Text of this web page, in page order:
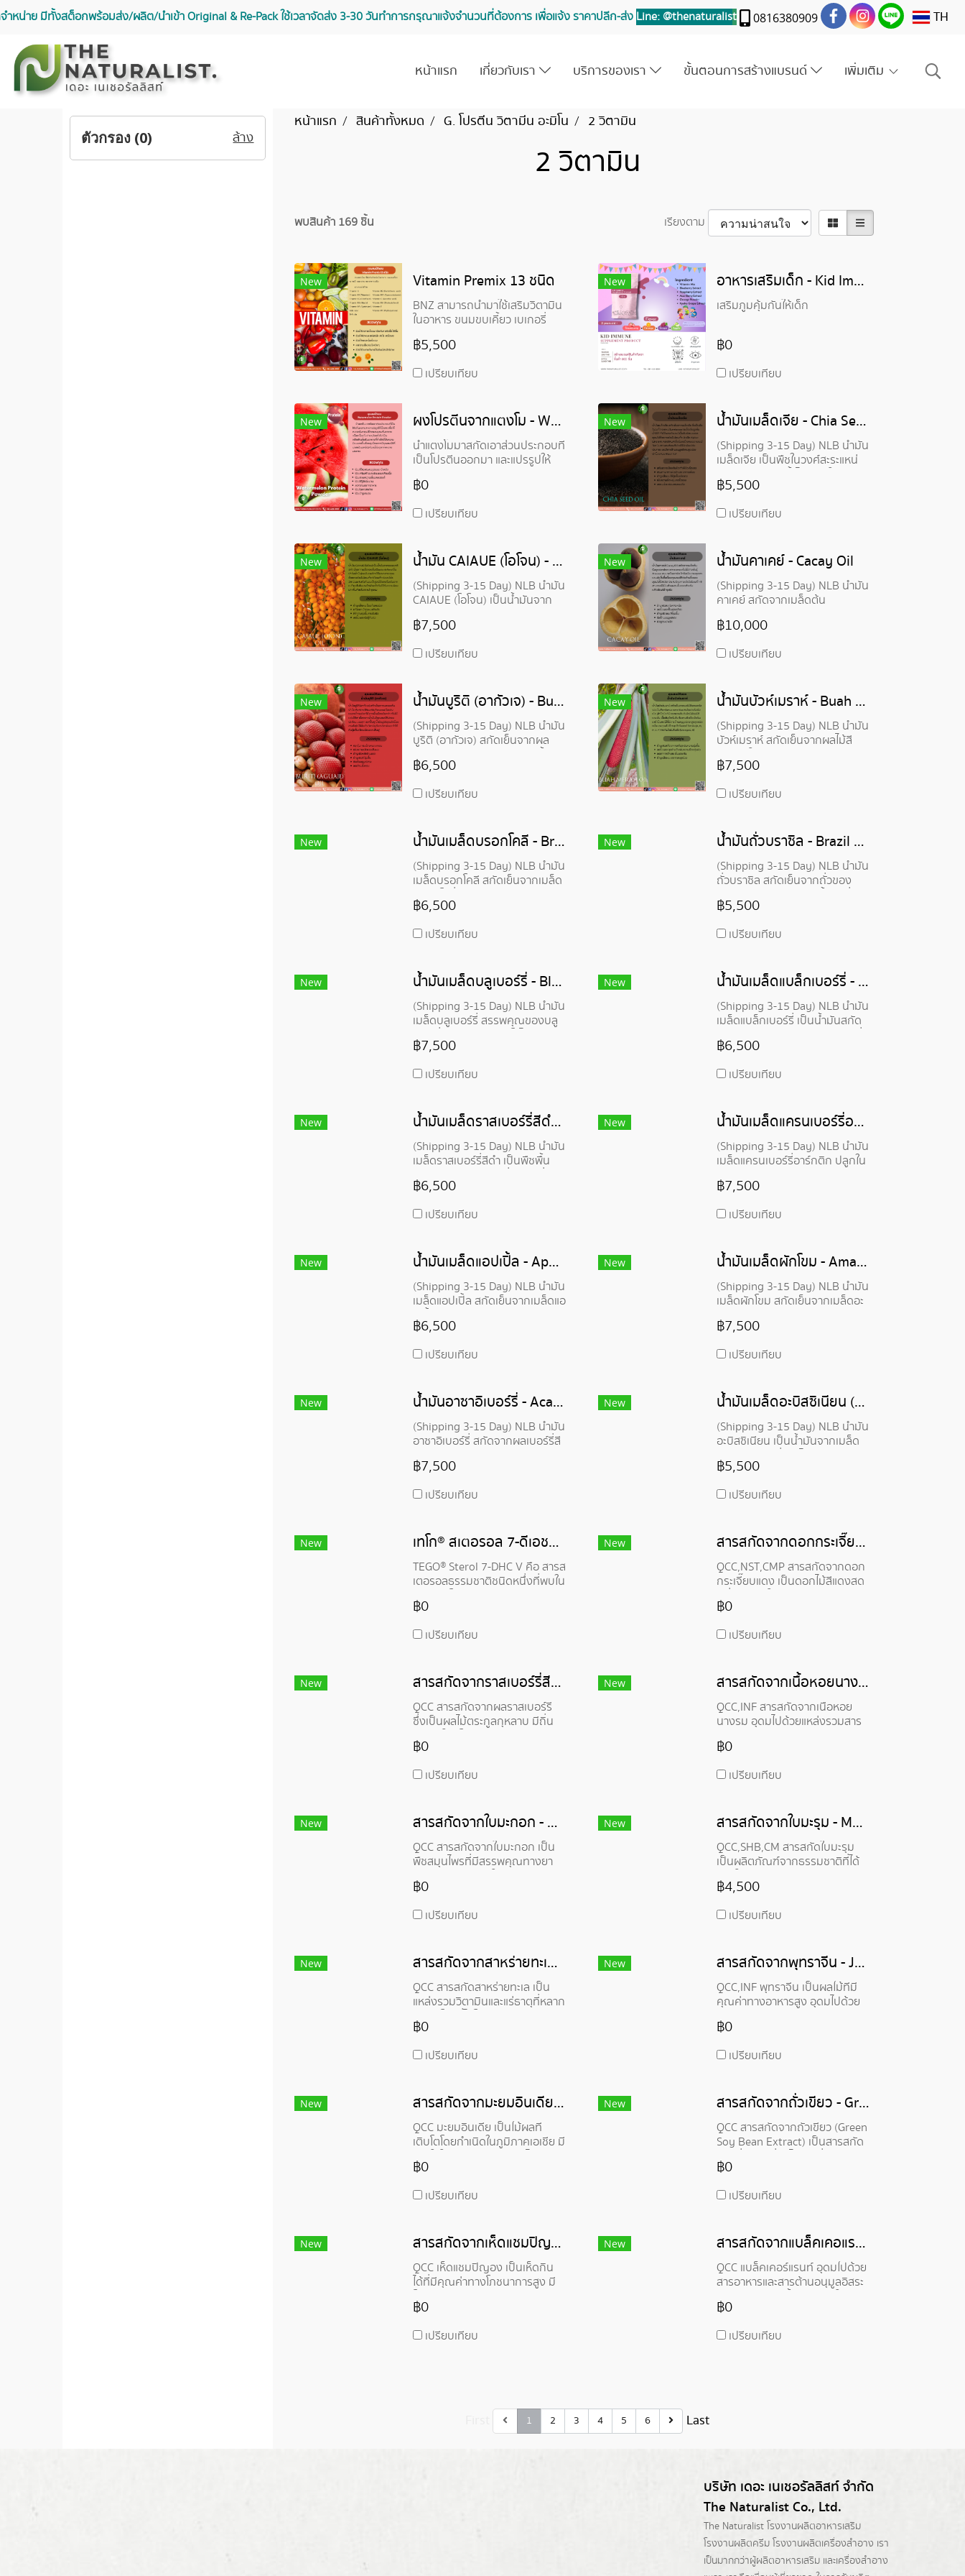
น่าย มีทั้งสต็อกพร้อมส่ง/ผลิต/นำเข้า Original & Re-Pack ใช้เวลาจัดส่ง 3-30 วันทำการ กรุณาแจ้งจำนวนที่ต้องการ เพื่อแจ้ง ราคาปลีก-ส่ง Line: @thenaturalist 0816380909 TH
หน้าแรก เกี่ยวกับเรา บริการของเรา ขั้นตอนการสร้างแบรนด์ เพิ่มเติม
หน้าแรก สินค้าทั้งหมด G. โปรตีน วิตามีน อะมิโน 2 วิตามิน
2 วิตามิน
พบสินค้า 169 ชิ้น เรียงตาม
New Vitamin Premix 13 ชนิด
BNZ สามารถนำมาใช้เสริมวิตามิน
ในอาหาร ขนมขบเคี้ยว เบเกอรี่
ขนมหวาน และอาหารเสริม
฿5,500
เปรียบเทียบ
New อาหารเสริมเด็ก - Kid Immune
เสริมภูมคุ้มกันให้เด็ก
฿0
เปรียบเทียบ
New ผงโปรตีนจากแตงโม - Watermelon Protein Powder
นำแตงโมมาสกัดเอาส่วนประกอบที่
เป็นโปรตีนออกมา และแปรรูปให้
เป็นผง
฿0
เปรียบเทียบ
New น้ำมันเมล็ดเจีย - Chia Seed Oil
(Shipping 3-15 Day) NLB น้ำมัน
เมล็ดเจีย เป็นพืชในวงศ์สะระแหน่
เมล็ดเจียดูดซึมน้ำได้ดี ทำให้พอง
ตัวและมีเนื้อสัมผัสแบบเจล อุดมไป
สร้างคอลลาเจน มีวิตามิน และ
และมีสารต้านอนุมูลอิสระสูง ช่วย
ปกป้องผิวจากมลภาวะ
฿5,500
เปรียบเทียบ
New น้ำมัน CAIAUE (โอโจน) - Caiaue (Ojon) Oil
(Shipping 3-15 Day) NLB น้ำมัน
CAIAUE (โอโจน) เป็นน้ำมันจาก
ธรรมชาติ สกัดเย็นจากเมล็ดของ
ต้น Elaeis oleifera (ต้นปาล์ม
ก้า-9 โอเมก้า-6 และโปรวิตามินเอ มี
อัลฟ่าแคโรทีน ได้รับความนิยมมาก
ขึ้นสำหรับการบำรุงผม
฿7,500
เปรียบเทียบ
New น้ำมันคาเคย์ - Cacay Oil
(Shipping 3-15 Day) NLB น้ำมัน
คาเคย์ สกัดจากเมล็ดต้น
Caryodendron orinocense
ต้นไม้สายพันธุ์ Amazon ขึ้นชื่อ
อุดมไปด้วยวิตามิน A, E และกรดไข
ผสมชั้นยอดสำหรับผลิตภัณฑ์
บำรุงผิว
฿10,000
เปรียบเทียบ
New น้ำมันบูริติ (อากัวเจ) - Buriti (Aguaje) Oil
(Shipping 3-15 Day) NLB น้ำมัน
บูริติ (อากัวเจ) สกัดเย็นจากผล
ของต้นปาล์ม Moriche ชาวพื้น
เมืองเรียกว่า "ต้นไม้แห่งชีวิต"
ประโลม บรรเทา และฟื้นฟู น้ำมันบูริ
วิตามินอี และวิตามินเอ ทำให้ผิวชุ่ม
ชื้น เรียบเนียน และฟื้นฟู
฿6,500
เปรียบเทียบ
New น้ำมันบัวห์เมราห์ - Buah Merah Oil
(Shipping 3-15 Day) NLB น้ำมัน
บัวห์เมราห์ สกัดเย็นจากผลไม้สี
แดงสดใสของต้น Pandanus
conoidus มีสีแดงเข้ม เนื้อสัมผัส
เป็นผลไม้ที่มีสารต้านอนุมูลอิสระ
โรทีนอยด์ วิตามิน กรดไขมันไม่อิ่ม
ตัว (Omega 6, 9)
฿7,500
เปรียบเทียบ
New น้ำมันเมล็ดบรอกโคลี - Broccoli Seed Oil
(Shipping 3-15 Day) NLB น้ำมัน
เมล็ดบรอกโคลี สกัดเย็นจากเมล็ด
บร็อคโคลี่ (Brassica oleracea
italica) จากอินเดีย อุดมไปด้วย
ซัลโฟราเฟน (ป้องกันรังสี UV) ใช้
ผสมในผลิตภัณฑ์เครื่องสำอาง
ซึมซาบเร็ว เบา ไม่หนัก
฿6,500
เปรียบเทียบ
New น้ำมันถั่วบราซิล - Brazil Nut Oil
(Shipping 3-15 Day) NLB น้ำมัน
ถั่วบราซิล สกัดเย็นจากถั่วของ
Bertholletia excelsa น้ำมันถั่ว
บราซิลเนื้อสัมผัสเบา อุดมไปด้วยเซ
เลเนียมกระตุ้นการผลิตกลูตาไธ
อิสระ และสารอาหารอื่นๆ
฿5,500
เปรียบเทียบ
New น้ำมันเมล็ดบลูเบอร์รี่ - Blueberry Seed Oil
(Shipping 3-15 Day) NLB น้ำมัน
เมล็ดบลูเบอร์รี่ สรรพคุณของบลู
เบอร์รี่ มาจากสารแอนโธไซยานิน
(Anthocyanins) มีสารต้านอนุมูล
โอเมก้า 6 วิตามินอี ฟอสโฟลิปิด แค
฿7,500
เปรียบเทียบ
New น้ำมันเมล็ดแบล็กเบอร์รี่ - Blackberry Seed Oil
(Shipping 3-15 Day) NLB น้ำมัน
เมล็ดแบล็กเบอร์รี่ เป็นน้ำมันสกัด
เย็นจากเมล็ดของลูกแบล็คเบอร์รี่
สายพันธุ์ Rubus fruticosus อุดม
จำเป็น 83% พร้อมวิตามิน A และ E
ทั้งการบำรุงผิวและฟื้นฟูผิวเสีย
หาย
฿6,500
เปรียบเทียบ
New น้ำมันเมล็ดราสเบอร์รี่สีดํา - Black Raspberry Seed Oil
(Shipping 3-15 Day) NLB น้ำมัน
เมล็ดราสเบอร์รี่สีดํา เป็นพืชพื้น
เมืองอเมริกาเหนือ มีชื่อเรียกอื่นๆ
เช่น Wild Black Raspberry,
Raspberry คล้ายกับน้ำมันเมล็ด
เดียวกัน อุดมไปด้วยสารต้าน
อนุมูลอิสระ แอนโธไซยานิน วิตามิน
฿6,500
เปรียบเทียบ
New น้ำมันเมล็ดแครนเบอร์รี่อาร์กติก - Arctic Cranberry Seed Oil
(Shipping 3-15 Day) NLB น้ำมัน
เมล็ดแครนเบอร์รี่อาร์กติก ปลูกใน
สภาพอากาศเย็นพอสมควรของ
ประเทศนอร์เวย์ อุดมไปด้วย สาร
ช่วยต้านอนุมูลอิสระได้ดีกว่าโทโค
อัตราส่วนกรดไขมันโอเมก้า 3, 6
และ 9 ที่สมบูรณ์แบบ
฿7,500
เปรียบเทียบ
New น้ำมันเมล็ดแอปเปิ้ล - AppleE Seed Oil
(Shipping 3-15 Day) NLB น้ำมัน
เมล็ดแอปเปิ้ล สกัดเย็นจากเมล็ดแอ
ปเปิ้ลสายพันธุ์ Pyrus malus (syn
Malus domestica) ที่ปลูกทั่วโลก
มีประโยชน์ต่อสุขภาพผิว เหมาะเป็น
ยังออร์แกนิก ปราศจากสารเคมี
฿6,500
เปรียบเทียบ
New น้ำมันเมล็ดผักโขม - Amaranth Seed Oil
(Shipping 3-15 Day) NLB น้ำมัน
เมล็ดผักโขม สกัดเย็นจากเมล็ดอะ
มารันท์ สายพันธุ์ Amaranthus
caudatus อุดมไปด้วยวิตามินอี คา
ประวัติยาวนานกว่า 8,000 ปี เป็น
฿7,500
เปรียบเทียบ
New น้ำมันอาซาอิเบอร์รี่ - Acai Berry Oil
(Shipping 3-15 Day) NLB น้ำมัน
อาซาอิเบอร์รี่ สกัดจากผลเบอร์รี่สี
ม่วงเข้มขนาดเล็กของต้นอาซาอิ
พบในแถบอเมซอน อเมริกาใต้ น้ำ
อาหารต่างๆ กรดอะมิโน และสาร
สุขภาพดี
฿7,500
เปรียบเทียบ
New น้ำมันเมล็ดอะบิสซิเนียน (แครมเบ) - Abyssinian (Crambe) Seed Oil
(Shipping 3-15 Day) NLB น้ำมัน
อะบิสซิเนียน เป็นน้ำมันจากเมล็ด
พืชธรรมชาติที่เบา ไม่เหนียว และมี
โครงสร้างโมเลกุลเฉพาะตัวที่ไม่พบ
กรดอิรูซิก (Erucic Acid) สูง ซึ่ง
เกิดออกซิเดชันได้ดี
฿5,500
เปรียบเทียบ
New เทโก® สเตอรอล 7-ดีเอชซี - TEGO® Sterol 7-DHC
TEGO® Sterol 7-DHC V คือ สารส
เตอรอลธรรมชาติชนิดหนึ่งที่พบใน
ผิวหนัง โดยสกัดมาจากการหมัก
พืชไฟโตสเตอรอลที่หมุนเวียนได้
สกัดจากธรรมชาติที่มีประโยชน์ต่อ
฿0
เปรียบเทียบ
New สารสกัดจากดอกกระเจี๊ยบแดง - Red roselle Extract
QCC,NST,CMP สารสกัดจากดอก
กระเจี๊ยบแดง เป็นดอกไม้สีแดงสด
มีถิ่นกำเนิดในเอเชียตะวันออกเฉียง
ใต้ นิยมนำมารับประทานเป็นเครื่อง
อุดมไปด้วยสารอาหารหลายชนิด
฿0
เปรียบเทียบ
New สารสกัดจากราสเบอร์รี่สีแดง - Red raspberry Extract
QCC สารสกัดจากผลราสเบอร์รี่
ซึ่งเป็นผลไม้ตระกูลกุหลาบ มีถิ่น
กำเนิดในยุโรปและเอเชียเหนือ
ปัจจุบันมีการเพาะปลูกในหลาย
ด้วยสารอาหารหลายชนิด เช่น ใย
หลายประการ
฿0
เปรียบเทียบ
New สารสกัดจากเนื้อหอยนางรม - Oyster Meat Extract
QCC,INF สารสกัดจากเนื้อหอย
นางรม อุดมไปด้วยแหล่งรวมสาร
อาหารสำคัญต่อร่างกายหลายชนิด
เช่น สังกะสี เป็นแร่ธาตุที่จำเป็นต่อ
สืบพันธุ์ ทอรีน เป็นกรดอะมิโนที่
วิตามินและแร่ธาตุอื่นๆ
฿0
เปรียบเทียบ
New สารสกัดจากใบมะกอก - Olive Leaf Extract
QCC สารสกัดจากใบมะกอก เป็น
พืชสมุนไพรที่มีสรรพคุณทางยา
มากมาย สารสกัดใบมะกอกมีสาร
สำคัญหลายชนิด เช่น สารโอเลยูโร
ประสิทธิภาพสูง นอกจากนี้ สาร
ประโยชน์ต่อสุขภาพ
฿0
เปรียบเทียบ
New สารสกัดจากใบมะรุม - Moringa Leaf Extract
QCC,SHB,CM สารสกัดใบมะรุม
เป็นผลิตภัณฑ์จากธรรมชาติที่ได้
จากใบของต้นมะรุม มะรุมเป็นพืช
พื้นเมืองของอินเดียและเอเชียตะวัน
สารอาหาร เช่น โปรตีน วิตามิน และ
สุขภาพมากมาย
฿4,500
เปรียบเทียบ
New สารสกัดจากสาหร่ายทะเล - Kelp Extract
QCC สารสกัดสาหร่ายทะเล เป็น
แหล่งรวมวิตามินและแร่ธาตุที่หลาก
หลาย โดยที่ไอโอดีนเป็นสารอาหาร
หลัก นอกจากนี้ยังมีวิตามินและ
สาหร่ายเคลป์มีคุณสมบัติในการ
฿0
เปรียบเทียบ
New สารสกัดจากพุทราจีน - Jujube Extract
QCC,INF พุทราจีน เป็นผลไม้ที่มี
คุณค่าทางอาหารสูง อุดมไปด้วย
วิตามินและแร่ธาตุต่างๆ เช่น
วิตามินซี โพแทสเซียม ธาตุเหล็ก
สรรพคุณมากมายต่อสุขภาพ
ต่างๆ ได้
฿0
เปรียบเทียบ
New สารสกัดจากมะยมอินเดีย - Indian Gooseberry Extract
QCC มะยมอินเดีย เป็นไม้ผลที่
เติบโตโดยกำเนิดในภูมิภาคเอเชีย มี
การใช้ในอาหารและยาสมุนไพร
หลายชนิด โดยเฉพาะอย่างยิ่งใน
วิตามินซีและมักมีสารต้านอนุมูล
฿0
เปรียบเทียบ
New สารสกัดจากถั่วเขียว - Green Soy Bean Extract
QCC สารสกัดจากถั่วเขียว (Green
Soy Bean Extract) เป็นสารสกัด
จากถั่วเขียวที่ยังไม่สุก ถั่วเขียวเป็น
พืชตระกูลถั่วที่มีคุณค่าทาง
ไฟเบอร์ วิตามิน แร่ธาตุ และสาร
หลายชนิด เช่น ไอโซฟลาโวน
(isoflavones) โปรตีน ไฟเบอร์
วิตามินและแร่ธาตุต่างๆ
฿0
เปรียบเทียบ
New สารสกัดจากเห็ดแชมปิญอง - Champignon Mushroom Extract
QCC เห็ดแชมปิญอง เป็นเห็ดกิน
ได้ที่มีคุณค่าทางโภชนาการสูง มี
โปรตีน วิตามิน แร่ธาตุ และสารต้าน
อนุมูลอิสระ มีประโยชน์ต่อสุขภาพ
หัวใจ โรคมะเร็ง และโรคเบาหวาน
฿0
เปรียบเทียบ
New สารสกัดจากแบล็คเคอแรนท์ - Blackcurrant Extract
QCC แบล็คเคอร์แรนท์ อุดมไปด้วย
สารอาหารและสารต้านอนุมูลอิสระ
สารอาหารเหล่านี้มีส่วนช่วยในการ
บำรุงร่างกายและช่วยป้องกันโรค
เบาหวาน และโรคข้อเสื่อม
฿0
เปรียบเทียบ
1 2 3 4 5 6 Last
ตัวกรอง (0) ล้าง
บริษัท เดอะ เนเชอรัลลิสท์ จำกัด
The Naturalist Co., Ltd.
The Naturalist โรงงานผลิตอาหารเสริม
โรงงานผลิตครีมโรงงานผลิตเครื่องสำอาง เรา
เป็นมากกว่าผู้ผลิตอาหารเสริมและเครื่องสำอาง